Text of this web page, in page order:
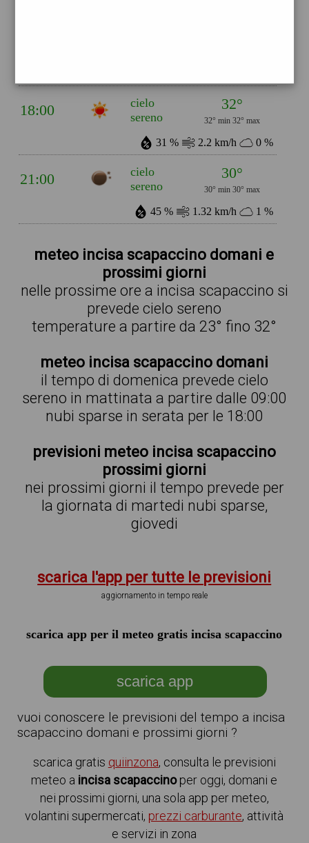
18:00
cielo
sereno
32°
32° min32° max
31 % 2.2 km/h 0 %
21:00
cielo
sereno
30°
30° min30° max
45 % 1.32 km/h 1 %
meteo incisa scapaccino domani e
prossimi giorni
nelle prossime ore a incisa scapaccino si
prevede cielo sereno
temperature a partire da 23° fino 32°
meteo incisa scapaccino domani
il tempo di domenica prevede cielo
sereno in mattinata a partire dalle 09:00
nubi sparse in serata per le 18:00
previsioni meteo incisa scapaccino
prossimi giorni
nei prossimi giorni il tempo prevede per
la giornata di martedi nubi sparse,
giovedi
scarica l'app per tutte le previsioni
aggiornamento in tempo reale
scarica app per il meteo gratis incisa scapaccino
scarica app
vuoi conoscere le previsioni del tempo a incisa
scapaccino domani e prossimi giorni ?
scarica gratis quiinzona, consulta le previsioni
meteo a incisa scapaccinoper oggi, domani e
nei prossimi giorni, una sola app per meteo,
volantini supermercati, prezzi carburante, attività
e servizi in zona